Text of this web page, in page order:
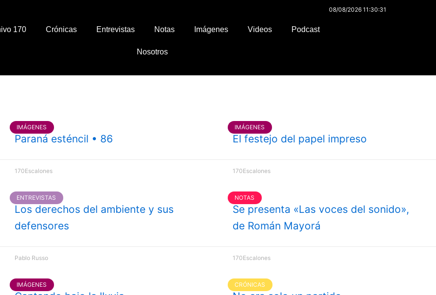
08/08/2026 11:30:31
170 Crónicas Entrevistas Notas Imágenes Videos Podcast
Nosotros
IMÁGENES
Paraná esténcil • 86
170Escalones
IMÁGENES
El festejo del papel impreso
170Escalones
ENTREVISTAS
Los derechos del ambiente y sus
defensores
Pablo Russo
NOTAS
Se presenta «Las voces del sonido»,
de Román Mayorá
170Escalones
IMÁGENES CRÓNICAS